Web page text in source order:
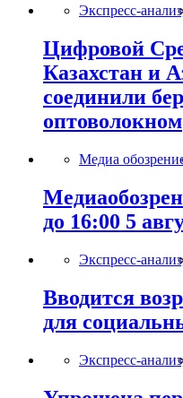
Экспресс-
Цифровой
Казахстан и
соединили
оптоволокном
Медиа
до 16:00 5
Экспресс-
Вводится
для
Экспресс-